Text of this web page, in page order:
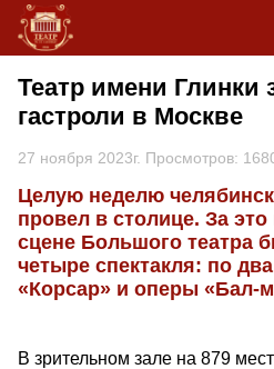
Театр имени Глинки
гастроли в Москве
27 ноября 2023г. Просмотров:
Целую неделю
провел в столице. За
сцене Большого театра
четыре спектакля: по
«Корсар» и оперы «Бал-
В зрительном зале на 879